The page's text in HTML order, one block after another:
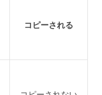
コピーされる